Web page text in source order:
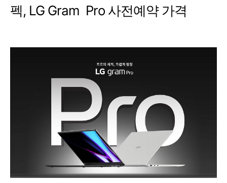
펙, LG Gram Pro 사전예약 가격